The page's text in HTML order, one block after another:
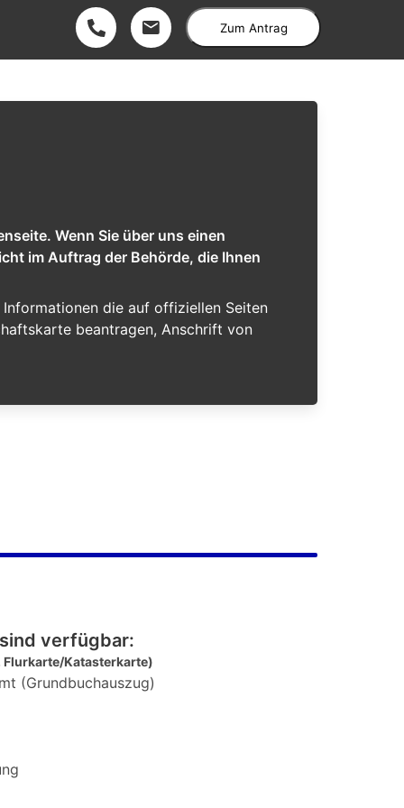
Zum Antrag
Wenn Sie über uns einen
im Auftrag der Behörde, die Ihnen
die auf offiziellen Seiten
beantragen, Anschrift von
verfügbar:
Flurkarte/Katasterkarte)
(Grundbuchauszug)